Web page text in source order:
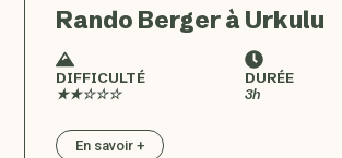
Rando Berger à Urkulu
DIFFICULTÉ
★★☆☆☆
DURÉE
3h
En savoir +